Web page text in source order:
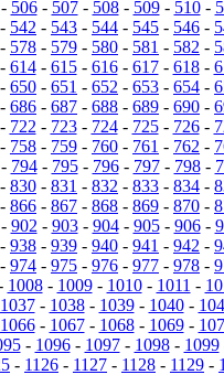
506- 507- 508- 509- 510-
- 542 - 543 - 544 - 545 - 546 -
- 578 - 579 - 580 - 581 - 582 -
614- 615- 616- 617- 618-
- 650 - 651 - 652 - 653 - 654 -
- 686 - 687 - 688 - 689 - 690 -
- 722 - 723- 724- 725- 726-
- 758 - 759 - 760 - 761 - 762 -
794- 795- 796- 797- 798-
- 830 - 831 - 832 - 833 - 834 -
- 866 - 867 - 868 - 869 - 870 -
- 902 - 903- 904- 905- 906-
- 938 - 939 - 940 - 941 - 942 -
- 974 - 975 - 976 - 977 - 978 -
1008- 1009- 1010- 1011 -
1037- 1038- 1039- 1040-
1066- 1067- 1068- 1069-
- 1096- 1097- 1098- 1099
- 1126 - 1127 - 1128 - 1129 -